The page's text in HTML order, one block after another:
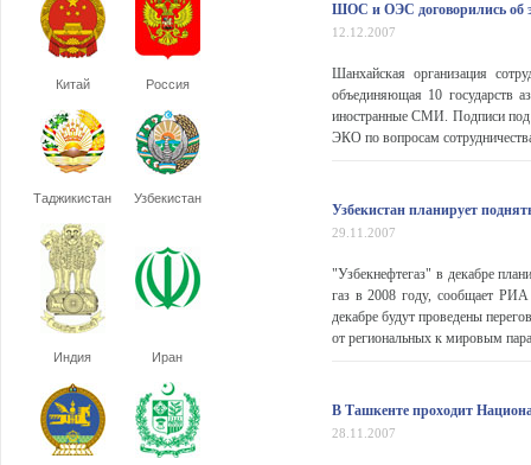
Китай Россия
Таджикистан Узбекистан
Индия Иран
ШОС и ОЭС договорились об
12.12.2007
Шанхайская организация
объединяющая 10 государств
иностранные СМИ. Подписи
ЭКО по вопросам
Узбекистан планирует
29.11.2007
"Узбекнефтегаз" в декабре
газ в 2008 году, сообщает
декабре будут проведены
от региональных к мировым
В Ташкенте проходит
28.11.2007